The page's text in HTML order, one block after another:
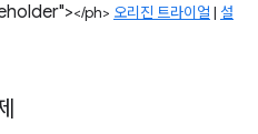
</ph> 오리진 트라이얼 | 설